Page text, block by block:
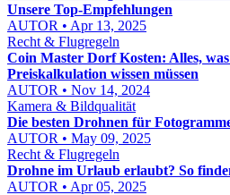
Unsere Top-Empfehlungen
AUTOR • Apr 13, 2025
Recht & Flugregeln
Coin Master Dorf Kosten: Alles,
Preiskalkulation wissen müssen
AUTOR • Nov 14, 2024
Kamera & Bildqualität
Die besten Drohnen für
AUTOR • May 09, 2025
Recht & Flugregeln
Drohne im Urlaub erlaubt? So
AUTOR • Apr 05, 2025